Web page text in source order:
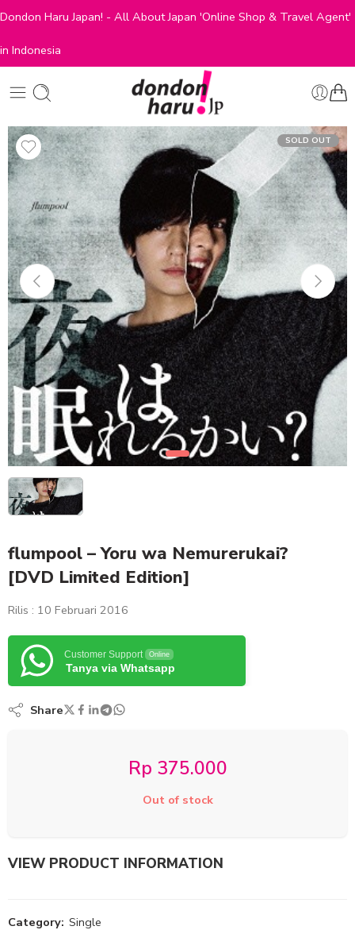
Dondon Haru Japan! - All About Japan 'Online Shop & Travel Agent'
in Indonesia
SOLD OUT
flumpool – Yoru wa Nemurerukai?
[DVD Limited Edition]
Rilis : 10 Februari 2016
Customer Support Online
Tanya via Whatsapp
Share
Rp 375.000
Out of stock
VIEW PRODUCT INFORMATION
Category: Single